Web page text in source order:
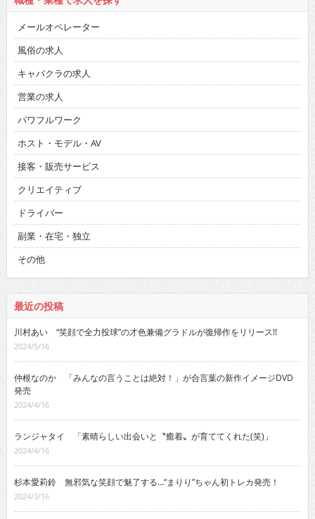
メールオペレーター
風俗の求人
キャバクラの求人
営業の求人
パワフルワーク
ホスト・モデル・AV
接客・販売サービス
クリエイティブ
ドライバー
副業・在宅・独立
その他
最近の投稿
川村あい “笑顔で全力投球”の才色兼備グラドルが復帰作をリリース!!
2024/5/16
仲根なのか 「みんなの言うことは絶対！」が合言葉の新作イメージDVD
発売
2024/4/16
ランジャタイ 「素晴らしい出会いと〝癒着〟が育ててくれた(笑)」
2024/4/16
杉本愛莉鈴 無邪気な笑顔で魅了する…“まりり”ちゃん初トレカ発売！
2024/3/16